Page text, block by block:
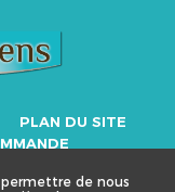
de nous
PLAN DU SITE